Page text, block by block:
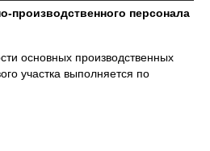
производственного персонала
основных производственных
участка выполняется по